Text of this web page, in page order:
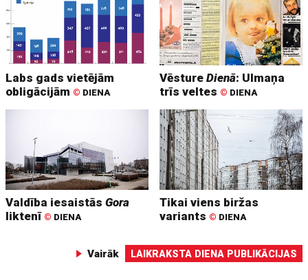
Labs gads vietējām
obligācijām © DIENA
VēstureDienā: Ulmaņa
trīs veltes © DIENA
Valdība iesaistāsGora
liktenī © DIENA
Tikai viens biržas
variants © DIENA
Vairāk LAIKRAKSTA DIENA PUBLIKĀCIJAS